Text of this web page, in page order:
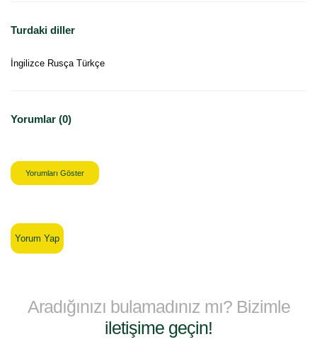
Turdaki diller
İngilizce Rusça Türkçe
Yorumlar (0)
Yorumları Göster
Yorum Yap
Aradığınızı bulamadınız mı? Bizimle
iletişime geçin!